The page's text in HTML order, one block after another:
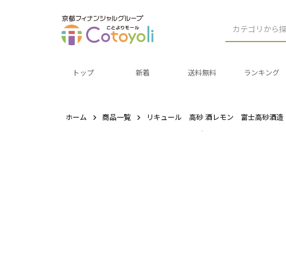
カテゴリから
トップ 新着 送料無料 ランキング
ホーム 商品一覧 リキュール 高砂 酒レモン 富士高砂酒